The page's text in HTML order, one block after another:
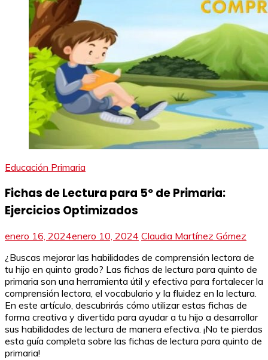
Educación Primaria
Fichas de Lectura para 5º de Primaria:
Ejercicios Optimizados
enero 16, 2024enero 10, 2024 Claudia Martínez Gómez
¿Buscas mejorar las habilidades de comprensión lectora de
tu hijo en quinto grado? Las fichas de lectura para quinto de
primaria son una herramienta útil y efectiva para fortalecer la
comprensión lectora, el vocabulario y la fluidez en la lectura.
En este artículo, descubrirás cómo utilizar estas fichas de
forma creativa y divertida para ayudar a tu hijo a desarrollar
sus habilidades de lectura de manera efectiva. ¡No te pierdas
esta guía completa sobre las fichas de lectura para quinto de
primaria!